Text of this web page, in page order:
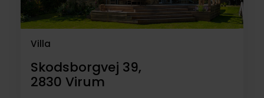
Villa
Skodsborgvej 39,
2830 Virum